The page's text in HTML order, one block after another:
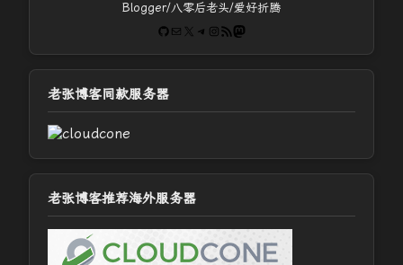
Blogger/八零后老头/爱好折腾
GitHub
电子邮件 X Telegram
Instagram
RSS FeedMastodon
老张博客同款服务器
老张博客推荐海外服务器